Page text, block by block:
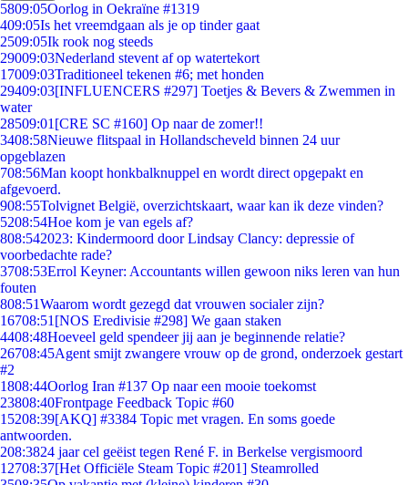
5809:05Oorlog in Oekraïne #1319
409:05Is het vreemdgaan als je op tinder gaat
2509:05Ik rook nog steeds
29009:03Nederland stevent af op watertekort
17009:03Traditioneel tekenen #6; met honden
29409:03[INFLUENCERS #297] Toetjes & Bevers & Zwemmen in
water
28509:01 [CRE SC #160] Op naar de zomer!!
3408:58Nieuwe flitspaal in Hollandscheveld binnen 24 uur
opgeblazen
708:56Man koopt honkbalknuppel en wordt direct opgepakt en
afgevoerd.
908:55Tolvignet België, overzichtskaart, waar kan ik deze vinden?
5208:54Hoe kom je van egels af?
808:542023: Kindermoord door Lindsay Clancy: depressie of
voorbedachte rade?
3708:53Errol Keyner: Accountants willen gewoon niks leren van hun
fouten
808:51Waarom wordt gezegd dat vrouwen socialer zijn?
16708:51 [NOS Eredivisie #298] We gaan staken
4408:48Hoeveel geld spendeer jij aan je beginnende relatie?
26708:45Agent smijt zwangere vrouw op de grond, onderzoek gestart
#2
1808:44Oorlog Iran #137 Op naar een mooie toekomst
23808:40Frontpage Feedback Topic #60
15208:39[AKQ] #3384 Topic met vragen. En soms goede
antwoorden.
208:3824 jaar cel geëist tegen René F. in Berkelse vergismoord
12708:37[Het Officiële Steam Topic #201] Steamrolled